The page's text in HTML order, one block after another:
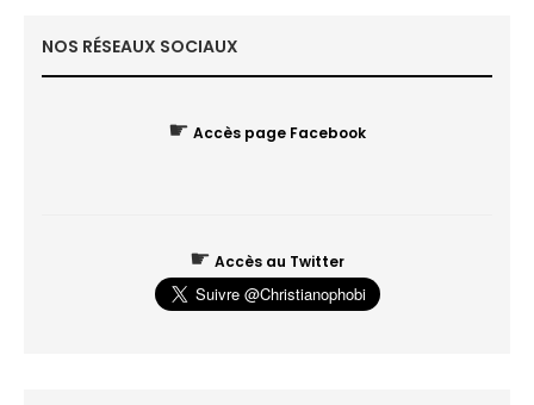
NOS RÉSEAUX SOCIAUX
☛ Accès page Facebook
☛ Accès au Twitter